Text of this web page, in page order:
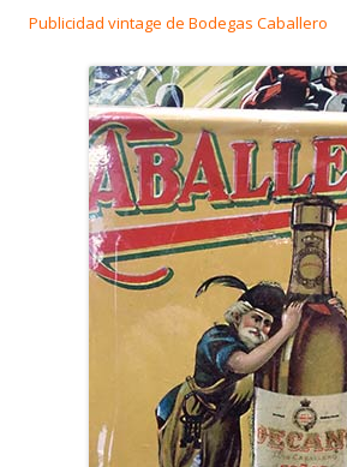
Publicidad vintage de Bodegas Caballero